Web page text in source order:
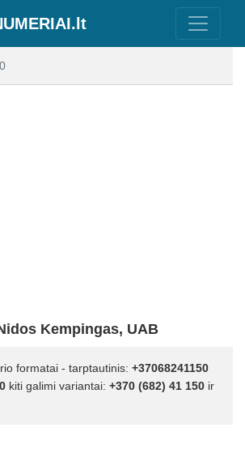
Kempingas, UAB
formatai - tarptautinis: +37068241150
kiti galimi variantai: +370 (682) 41 150 ir